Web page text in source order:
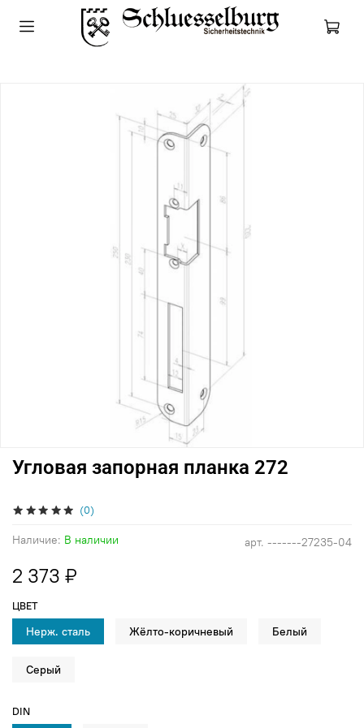
(0)
арт. -------27235-04
Наличие: В наличии
Угловая запорная планка 272
2 373 ₽
ЦВЕТ
Нерж. сталь Жёлто-коричневый Белый
Серый
DIN